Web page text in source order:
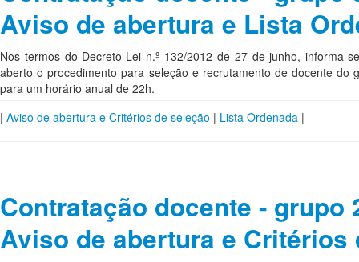
Aviso de abertura e Lista
Nos termos do Decreto-Lei n.º 132/2012 de 27 de junho,
aberto o procedimento para seleção e recrutamento de docente
para um horário anual de 22h.
| Aviso de abertura e Critérios de seleção | Lista Ordenada |
Contratação docente - grupo
Aviso de abertura e Critérios